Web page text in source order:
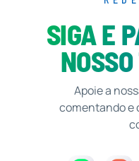
SIGA E
Apoie a
comentando e